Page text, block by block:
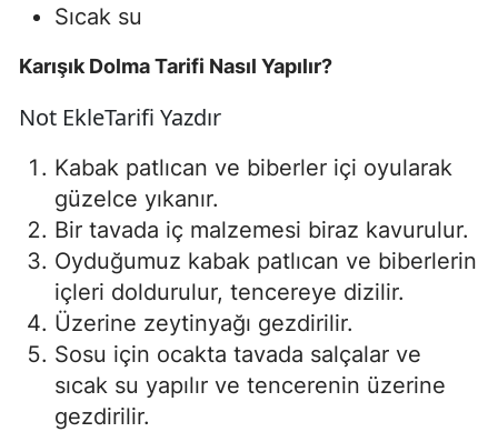
Sıcak su
Karışık Dolma Tarifi Nasıl Yapılır?
Not EkleTarifi Yazdır
Kabak patlıcan ve biberler içi oyularak
güzelce yıkanır.
Bir tavada iç malzemesi biraz kavurulur.
Oyduğumuz kabak patlıcan ve biberlerin
içleri doldurulur, tencereye dizilir.
Üzerine zeytinyağı gezdirilir.
Sosu için ocakta tavada salçalar ve
sıcak su yapılır ve tencerenin üzerine
gezdirilir.